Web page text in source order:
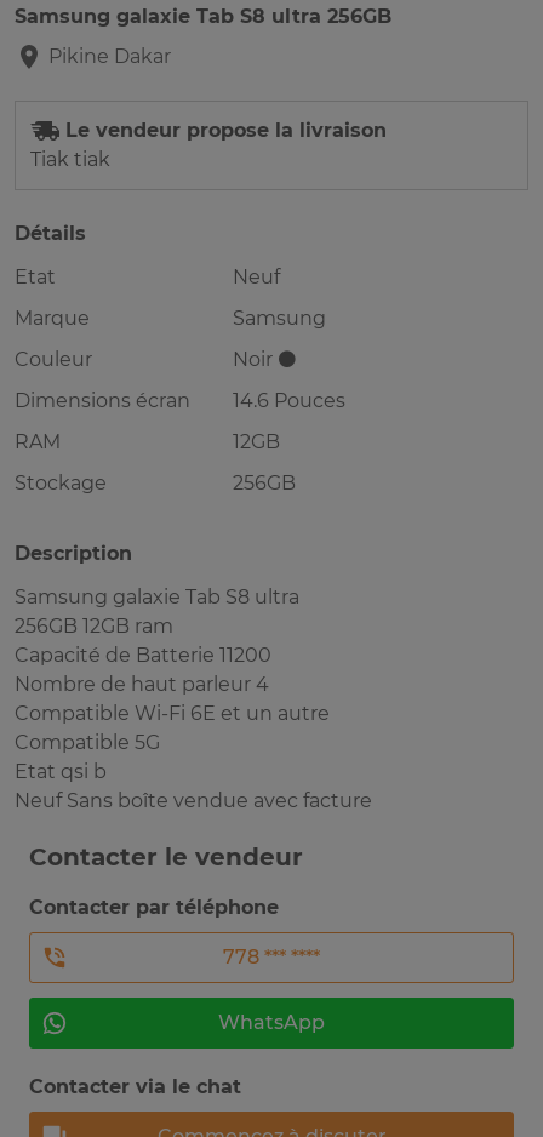
Samsung galaxie Tab S8 ultra 256GB
Pikine Dakar
Le vendeur propose la livraison
Tiak tiak
Détails
Etat
Neuf
Marque
Samsung
Couleur
Noir ⚫️
Dimensions écran
14.6 Pouces
RAM
12GB
Stockage
256GB
Description
Samsung galaxie Tab S8 ultra
256GB 12GB ram
Capacité de Batterie 11200
Nombre de haut parleur 4
Compatible Wi-Fi 6E et un autre
Compatible 5G
Etat qsi b
Neuf Sans boîte vendue avec facture
Contacter le vendeur
Contacter par téléphone
778 *** ****
WhatsApp
Contacter via le chat